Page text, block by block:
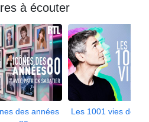
à écouter
des années
Les 1001 vies de...